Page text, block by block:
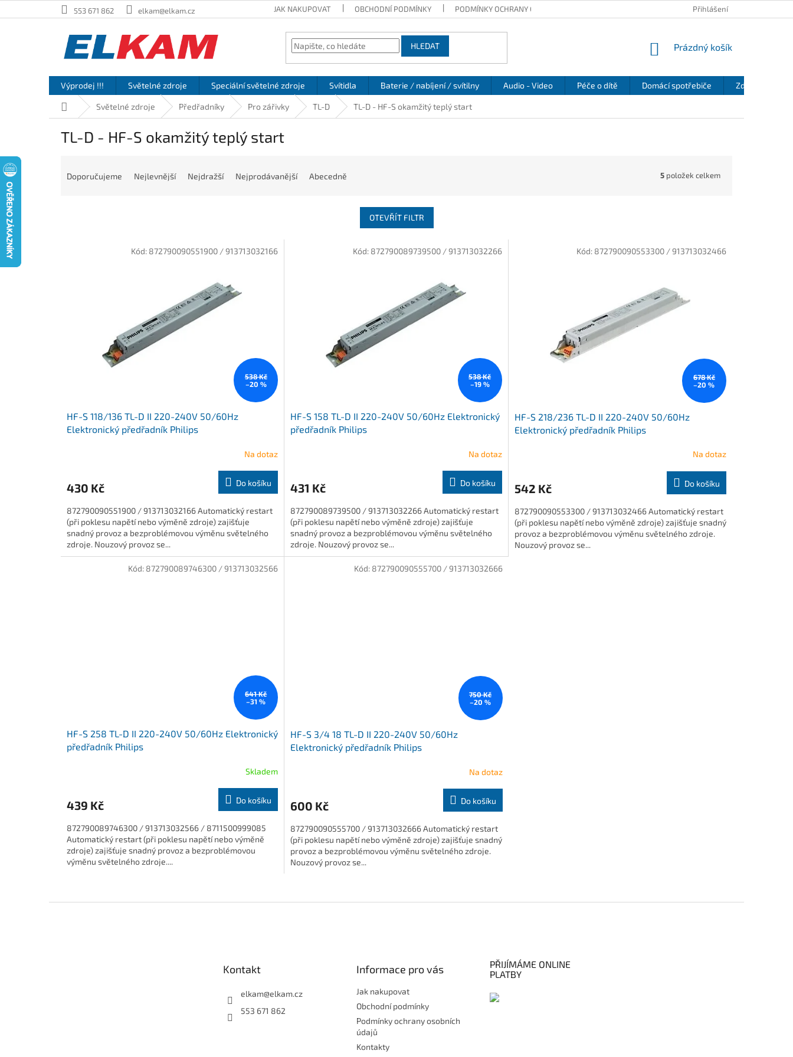
na
553 671 862 elkam@elkam.cz JAK NAKUPOVAT OBCHODNÍ PODMÍNKY PODMÍNKY OCHRANY OSOBNÍCH ÚDAJŮ REKLAMAČNÍ ŘÁD
Přihlášení
HLEDAT
NÁKUPNÍ
Prázdný košík
Výprodej !!! Světelné zdroje Speciální světelné zdroje Svítidla Baterie / nabíjení / svítilny Audio - Video Péče o dítě Domácí spotřebiče Zdraví a
Domů Světelné zdroje Předřadníky Pro zářivky TL-D TL-D - HF-S okamžitý teplý start
TL-D - HF-S okamžitý teplý start
Doporučujeme Nejlevnější Nejdražší Nejprodávanější Abecedně 5 položek celkem
OTEVŘÍT FILTR
538 Kč
–20 %
HF-S 118/136 TL-D II 220-240V 50/60Hz
Elektronický předřadník Philips
Na dotaz
430 Kč Do košíku
872790090551900 / 913713032166 Automatický restart
(při poklesu napětí nebo výměně zdroje) zajišťuje
snadný provoz a bezproblémovou výměnu světelného
zdroje. Nouzový provoz se...
Kód: 872790090551900 / 913713032166
538 Kč
–19 %
HF-S 158 TL-D II 220-240V 50/60Hz Elektronický
předřadník Philips
Na dotaz
431 Kč Do košíku
872790089739500 / 913713032266 Automatický restart
(při poklesu napětí nebo výměně zdroje) zajišťuje
snadný provoz a bezproblémovou výměnu světelného
zdroje. Nouzový provoz se...
Kód: 872790089739500 / 913713032266
678 Kč
–20 %
HF-S 218/236 TL-D II 220-240V 50/60Hz
Elektronický předřadník Philips
Na dotaz
542 Kč Do košíku
872790090553300 / 913713032466 Automatický restart
(při poklesu napětí nebo výměně zdroje) zajišťuje snadný
provoz a bezproblémovou výměnu světelného zdroje.
Nouzový provoz se...
Kód: 872790090553300 / 913713032466
641 Kč
–31 %
HF-S 258 TL-D II 220-240V 50/60Hz Elektronický
předřadník Philips
Skladem
439 Kč Do košíku
872790089746300 / 913713032566 / 8711500999085
Automatický restart (při poklesu napětí nebo výměně
zdroje) zajišťuje snadný provoz a bezproblémovou
výměnu světelného zdroje....
Kód: 872790089746300 / 913713032566
750 Kč
–20 %
HF-S 3/4 18 TL-D II 220-240V 50/60Hz
Elektronický předřadník Philips
Na dotaz
600 Kč Do košíku
872790090555700 / 913713032666 Automatický restart
(při poklesu napětí nebo výměně zdroje) zajišťuje snadný
provoz a bezproblémovou výměnu světelného zdroje.
Nouzový provoz se...
Kód: 872790090555700 / 913713032666
v
í
r
k
y
Kontakt
elkam@elkam.cz
553 671 862
Informace pro vás
Jak nakupovat
Obchodní podmínky
Podmínky ochrany osobních
údajů
Kontakty
PŘIJÍMÁME ONLINE
PLATBY